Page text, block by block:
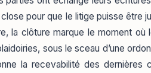
pour que le litige puisse être
la clôture marque le moment
sous le sceau d’une
la recevabilité des dernières